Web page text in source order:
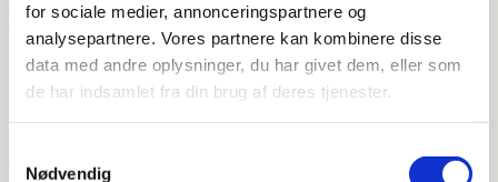
for sociale medier, annonceringspartnere og
analysepartnere. Vores partnere kan kombinere disse
data med andre oplysninger, du har givet dem, eller som
de har indsamlet fra din brug af deres tjenester.
Nødvendig
Forside/ Vare Størrelser / Ø75 lodret udløb 900mm sort steel
Ø75 lodret udløb 900mm sort
steel
Viser 1 resultat